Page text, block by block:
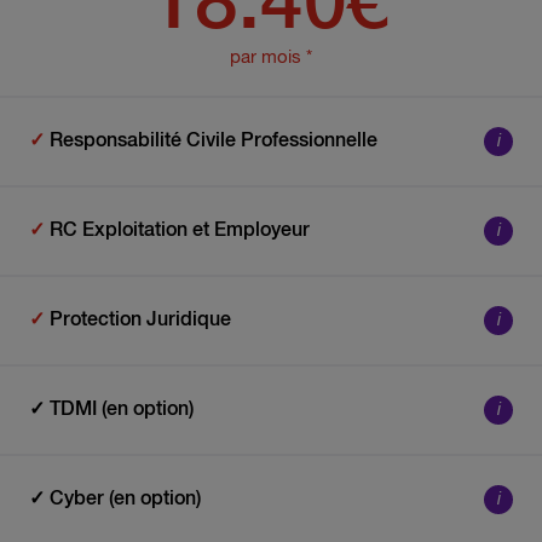
par mois *
✓ Responsabilité Civile Professionnelle i
✓ RC Exploitation et Employeur i
✓ Protection Juridique i
✓ TDMI (en option) i
✓ Cyber (en option) i